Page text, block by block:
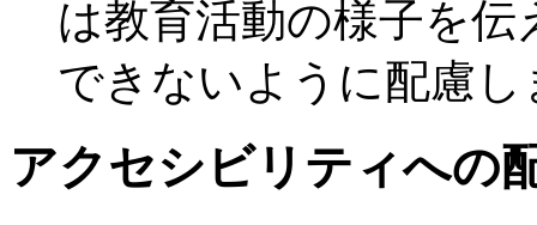
は教育活動の様子を
できないように配慮し
アクセシビリティへの